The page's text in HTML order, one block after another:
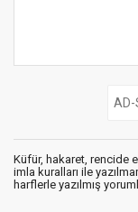
Küfür, hakaret, rencide
imla kuralları ile
harflerle yazılmış